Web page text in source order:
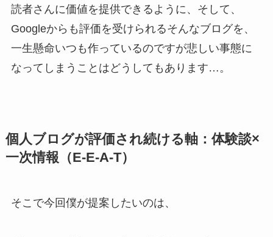
読者さんに価値を提供できるように、そして、
Googleからも評価を受けられるそんなブログを、
一生懸命いつも作っているのですが悲しい事態に
なってしまうことはどうしてもあります…。
個人ブログが評価され続ける軸：体験談×
一次情報（E‑E‑A‑T）
そこで今回僕が提案したいのは、